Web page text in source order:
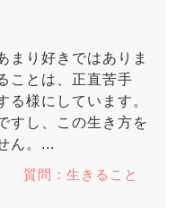
まり好きではありま
ことは、正直苦手
る様にしています。
すし、この生き方を
ん。...
質問：生きること